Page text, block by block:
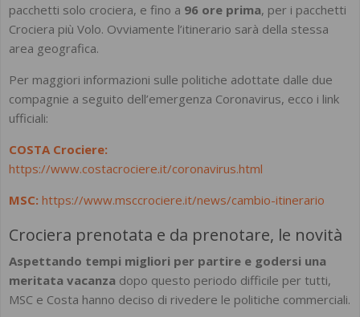
pacchetti solo crociera, e fino a 96 ore prima, per i pacchetti
Crociera più Volo. Ovviamente l’itinerario sarà della stessa
area geografica.
Per maggiori informazioni sulle politiche adottate dalle due
compagnie a seguito dell’emergenza Coronavirus, ecco i link
ufficiali:
COSTA Crociere:
https://www.costacrociere.it/coronavirus.html
MSC: https://www.msccrociere.it/news/cambio-itinerario
Crociera prenotata e da prenotare, le novità
Aspettando tempi migliori per partire e godersi una
meritata vacanza dopo questo periodo difficile per tutti,
MSC e Costa hanno deciso di rivedere le politiche commerciali.